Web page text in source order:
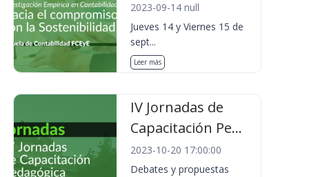
2023-09-14 null
Jueves 14 y Viernes 15 de
sept...
Leer más
IV Jornadas de
Capacitación Pe...
2023-10-20 17:00:00
Debates y propuestas